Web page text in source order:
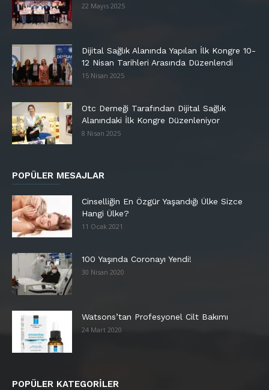
22 Mayıs 2025
Dijital Sağlık Alanında Yapılan İlk Kongre 10-
12 Nisan Tarihleri Arasında Düzenlendi
15 Nisan 2025
Otc Derneği Tarafından Dijital Sağlık
Alanındaki İlk Kongre Düzenleniyor
8 Nisan 2025
POPÜLER MESAJLAR
Cinselliğin En Özgür Yaşandığı Ülke Sizce
Hangi Ülke?
11 Ocak 2021
100 Yaşında Coronayı Yendi!
30 Nisan 2020
Watsons’tan Profesyonel Cilt Bakımı
24 Mart 2020
POPÜLER KATEGORİLER